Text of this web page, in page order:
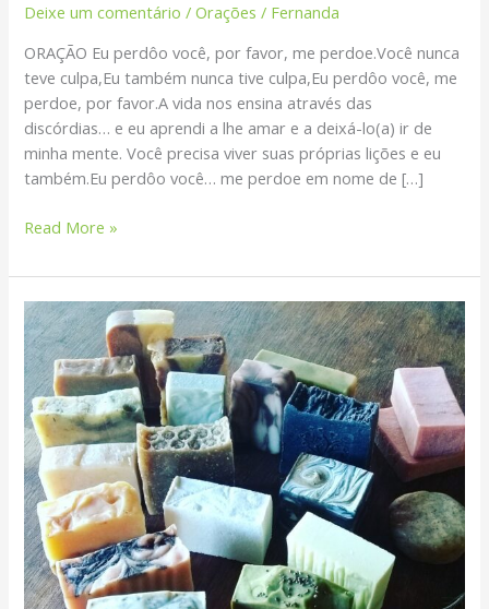
Deixe um comentário /Orações / Fernanda
ORAÇÃO Eu perdôo você, por favor, me perdoe.Você nunca
teve culpa,Eu também nunca tive culpa,Eu perdôo você, me
perdoe, por favor.A vida nos ensina através das
discórdias… e eu aprendi a lhe amar e a deixá-lo(a) ir de
minha mente. Você precisa viver suas próprias lições e eu
também.Eu perdôo você… me perdoe em nome de […]
Read More »
Saboaria
Natural:
usar
ou
não
óleos
essenciais?